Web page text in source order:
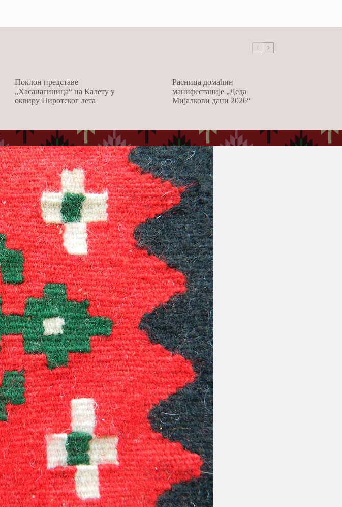
Поклон представе
„Хасанагиница“ на Калету у
оквиру Пиротског лета
Расница домаћин
манифестације „Деда
Мијалкови дани 2026“